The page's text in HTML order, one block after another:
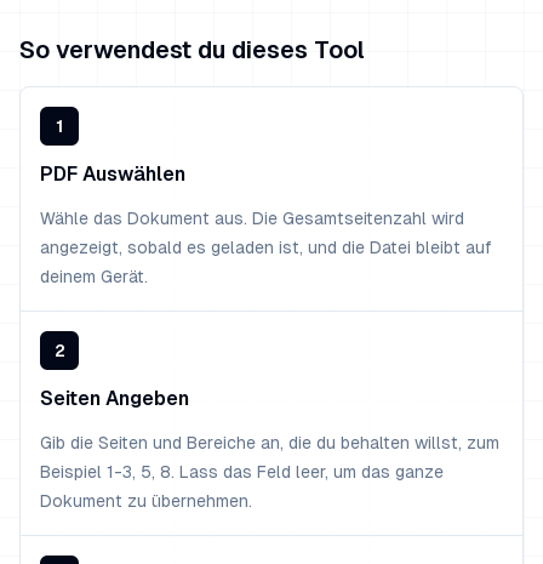
So verwendest du dieses Tool
1
PDF Auswählen
Wähle das Dokument aus. Die Gesamtseitenzahl wird
angezeigt, sobald es geladen ist, und die Datei bleibt auf
deinem Gerät.
2
Seiten Angeben
Gib die Seiten und Bereiche an, die du behalten willst, zum
Beispiel 1-3, 5, 8. Lass das Feld leer, um das ganze
Dokument zu übernehmen.